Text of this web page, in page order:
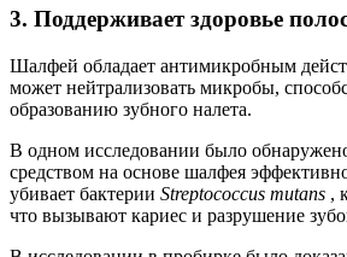
3. Поддерживает здоровье
Шалфей обладает антимикробным
может нейтрализовать микробы,
образованию зубного налета.
В одном исследовании было
средством на основе шалфея
убивает бактерии Streptococcus mutans ,
что вызывают кариес и разрушение